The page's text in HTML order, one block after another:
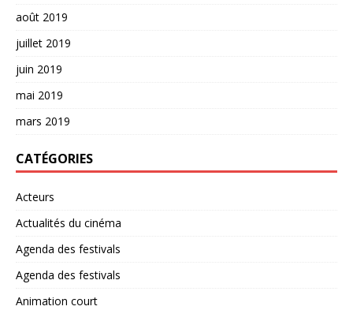
août 2019
juillet 2019
juin 2019
mai 2019
mars 2019
CATÉGORIES
Acteurs
Actualités du cinéma
Agenda des festivals
Agenda des festivals
Animation court